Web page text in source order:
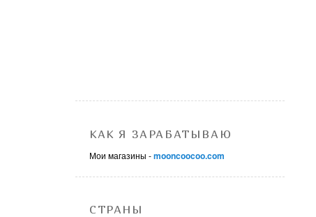
КАК Я ЗАРАБАТЫВАЮ
Мои магазины -mooncoocoo.com
СТРАНЫ